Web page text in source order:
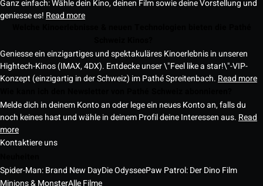
Ganz einfach: Wähle dein Kino, deinen Film sowie deine Vorstellung und
geniesse es! Read more
Geniesse ein einzigartiges und spektakuläres Kinoerlebnis in unseren
Hightech-Kinos (IMAX, 4DX). Entdecke unser \"Feel like a star!\"-VIP-
Konzept (einzigartig in der Schweiz) im Pathé Spreitenbach. Read more
Melde dich in deinem Konto an oder lege ein neues Konto an, falls du
noch keines hast und wähle in deinem Profil deine Interessen aus. Read
more
Kontaktiere uns
Spider-Man: Brand New DayDie OdysseePaw Patrol: Der Dino Film
Minions & MonsterAlle Filme